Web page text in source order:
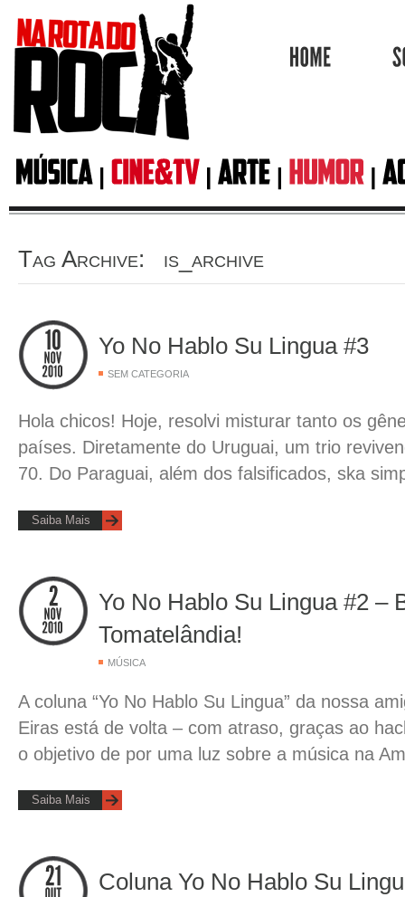
Tag Archive: is_archive
Yo No Hablo Su Lingua #3
SEM CATEGORIA
Hola chicos! Hoje, resolvi misturar tanto os
países. Diretamente do Uruguai, um trio
70. Do Paraguai, além dos falsificados, ska
Saiba Mais
Yo No Hablo Su Lingua #2 –
Tomatelândia!
MÚSICA
A coluna “Yo No Hablo Su Lingua” da nossa
Eiras está de volta – com atraso, graças ao
o objetivo de por uma luz sobre a música na
Saiba Mais
Coluna Yo No Hablo Su